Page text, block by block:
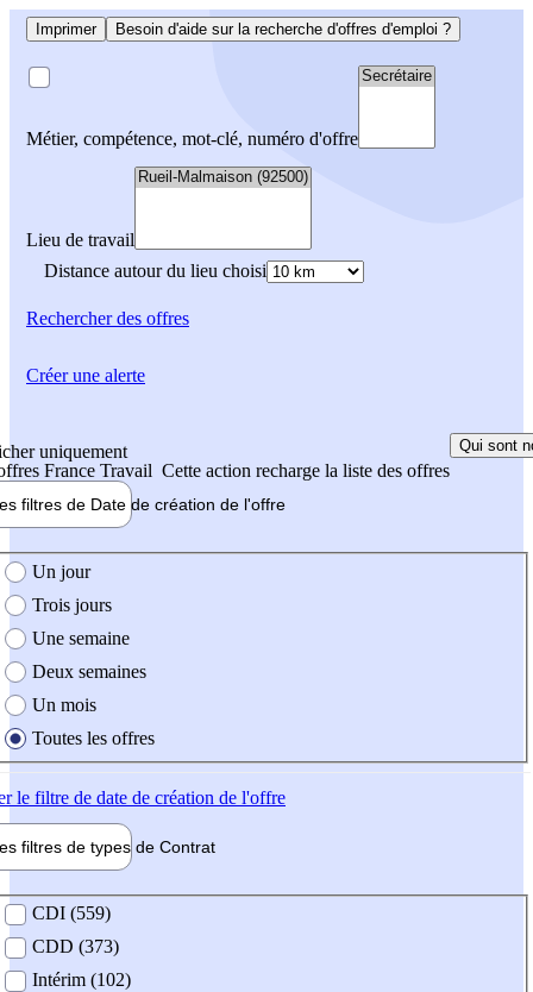
Imprimer Besoin d'aide sur la recherche d'offres d'emploi ?
Métier, compétence, mot-clé, numéro d'offre
Lieu de travail
Distance autour du lieu choisi
Rechercherdes offres
uniquement
France Travail Cette action recharge la liste des offres
Qui sont
filtres de Date de création de l'offre
création de l'offre
Un jour
Trois jours
Une semaine
Deux semaines
Un mois
Toutes les offres
le filtre de date de création de l'offre
filtres de types de Contrat
contrat
CDI (559)
CDD (373)
Intérim (102)
Créer une alerte